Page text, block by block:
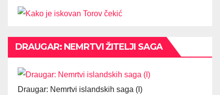
DRAUGAR: NEMRTVI ŽITELJI SAGA
Draugar: Nemrtvi islandskih saga (I)